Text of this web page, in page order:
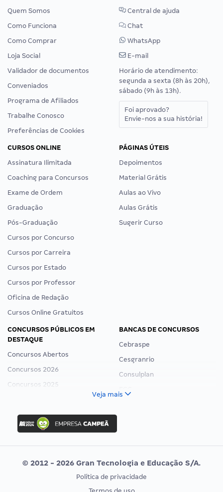
Quem Somos
Como Funciona
Como Comprar
Loja Social
Validador de documentos
Conveniados
Programa de Afiliados
Trabalhe Conosco
Preferências de Cookies
Central de ajuda
Chat
WhatsApp
E-mail
Horário de atendimento:
segunda a sexta (8h às 20h),
sábado (9h às 13h).
Foi aprovado?
Envie-nos a sua história!
CURSOS ONLINE
Assinatura Ilimitada
Coaching para Concursos
Exame de Ordem
Graduação
Pós-Graduação
Cursos por Concurso
Cursos por Carreira
Cursos por Estado
Cursos por Professor
Oficina de Redação
Cursos Online Gratuitos
PÁGINAS ÚTEIS
Depoimentos
Material Grátis
Aulas ao Vivo
Aulas Grátis
Sugerir Curso
CONCURSOS PÚBLICOS EM
DESTAQUE
Concursos Abertos
Concursos 2026
Concursos 2025
Concurso Nacional Unificado
Concurso Ibama
Concurso MPU
Editais publicados
BANCAS DE CONCURSOS
Cebraspe
Cesgranrio
Consulplan
Vunesp
CONCURSOS POR PROFISSÃO EXAME DE ORDEM
Veja mais
© 2012 - 2026 Gran Tecnologia e Educação S/A.
Política de privacidade